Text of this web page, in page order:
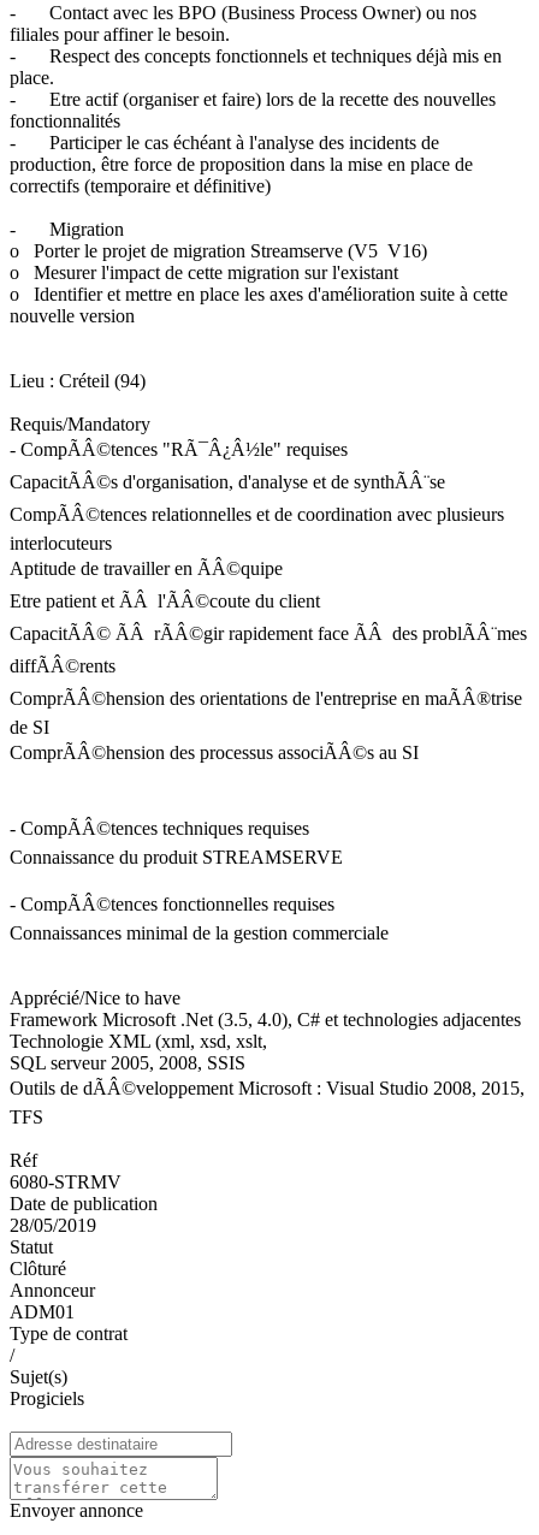
- Contact avec les BPO (Business Process Owner) ou nos
filiales pour affiner le besoin.
- Respect des concepts fonctionnels et techniques déjà mis en
place.
- Etre actif (organiser et faire) lors de la recette des nouvelles
fonctionnalités
- Participer le cas échéant à l'analyse des incidents de
production, être force de proposition dans la mise en place de
correctifs (temporaire et définitive)
- Migration
o Porter le projet de migration Streamserve (V5 V16)
o Mesurer l'impact de cette migration sur l'existant
o Identifier et mettre en place les axes d'amélioration suite à cette
nouvelle version
Lieu : Créteil (94)
Requis/Mandatory
- CompÃÂ©tences "RÃ¯Â¿Â½le" requises
CapacitÃÂ©s d'organisation, d'analyse et de synthÃÂ¨se
CompÃÂ©tences relationnelles et de coordination avec plusieurs
interlocuteurs
Aptitude de travailler en ÃÂ©quipe
Etre patient et ÃÂ l'ÃÂ©coute du client
CapacitÃÂ© ÃÂ rÃÂ©gir rapidement face ÃÂ des problÃÂ¨mes
diffÃÂ©rents
ComprÃÂ©hension des orientations de l'entreprise en maÃÂ®trise
de SI
ComprÃÂ©hension des processus associÃÂ©s au SI
- CompÃÂ©tences techniques requises
Connaissance du produit STREAMSERVE
- CompÃÂ©tences fonctionnelles requises
Connaissances minimal de la gestion commerciale
Apprécié/Nice to have
Framework Microsoft .Net (3.5, 4.0), C# et technologies adjacentes
Technologie XML (xml, xsd, xslt,
SQL serveur 2005, 2008, SSIS
Outils de dÃÂ©veloppement Microsoft : Visual Studio 2008, 2015,
TFS
Réf
6080-STRMV
Date de publication
28/05/2019
Statut
Clôturé
Annonceur
ADM01
Type de contrat
/
Sujet(s)
Progiciels
Envoyer annonce